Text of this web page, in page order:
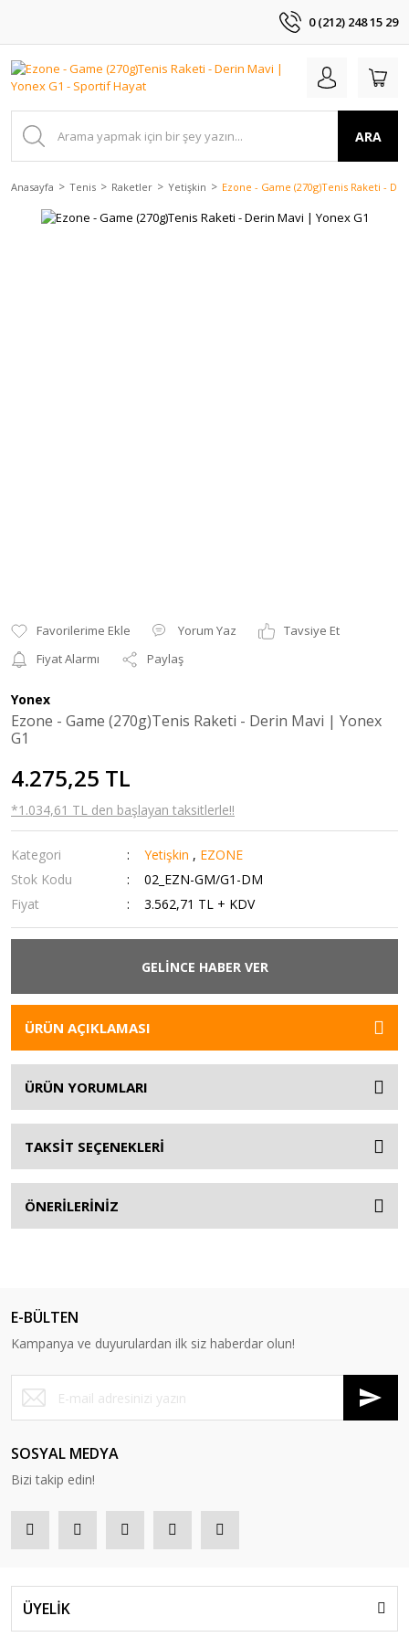
0 (212) 248 15 29
ARA
Anasayfa Tenis Raketler Yetişkin Ezone - Game (270g)Tenis Raketi -
Yorum Yaz
Tavsiye Et
Fiyat Alarmı
Paylaş
Yonex
Ezone - Game (270g)Tenis Raketi - Derin Mavi | Yonex
G1
4.275,25 TL
*1.034,61 TL den başlayan taksitlerle!!
Kategori Yetişkin , EZONE
Stok Kodu
02_EZN-GM/G1-DM
Fiyat
3.562,71 TL + KDV
GELİNCE HABER VER
ÜRÜN AÇIKLAMASI
ÜRÜN YORUMLARI
TAKSİT SEÇENEKLERİ
ÖNERİLERİNİZ
E-BÜLTEN
Kampanya ve duyurulardan ilk siz haberdar olun!
SOSYAL MEDYA
Bizi takip edin!
ÜYELİK